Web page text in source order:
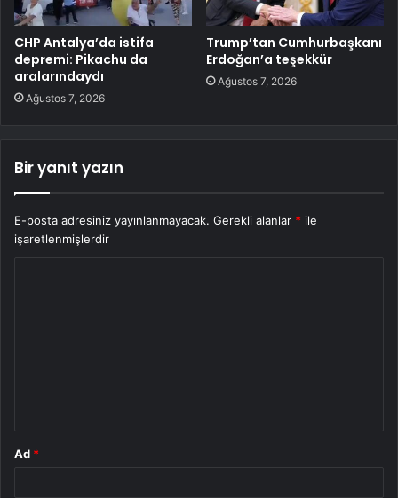
CHP Antalya’da istifa
depremi: Pikachu da
aralarındaydı
Ağustos 7, 2026
Trump’tan Cumhurbaşkanı
Erdoğan’a teşekkür
Ağustos 7, 2026
Bir yanıt yazın
E-posta adresiniz yayınlanmayacak. Gerekli alanlar * ile
işaretlenmişlerdir
Ad *